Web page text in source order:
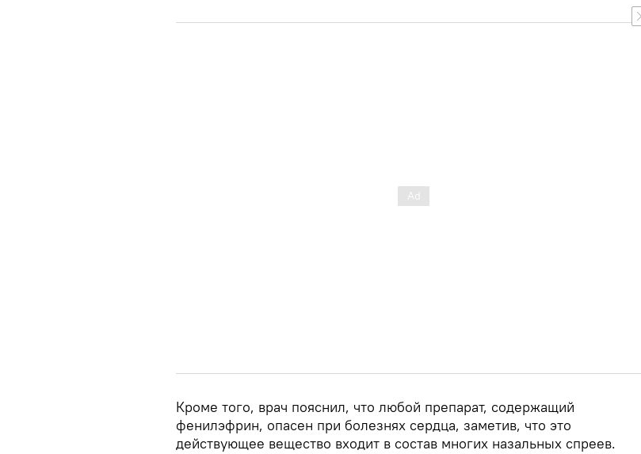
Кроме того, врач пояснил, что любой препарат, содержащий
фенилэфрин, опасен при болезнях сердца, заметив, что это
действующее вещество входит в состав многих назальных спреев.